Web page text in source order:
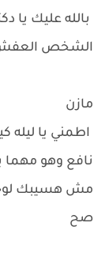
بالله عليك يا
الشخص العفش
مازن
اطمني يا
نافع وهو
مش هسيبك
صح